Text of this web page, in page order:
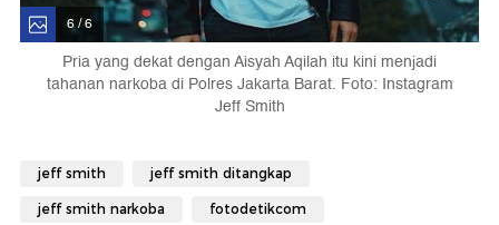
6 / 6
Pria yang dekat dengan Aisyah Aqilah itu kini menjadi
tahanan narkoba di Polres Jakarta Barat. Foto: Instagram
Jeff Smith
jeff smith jeff smith ditangkap
jeff smith narkoba fotodetikcom